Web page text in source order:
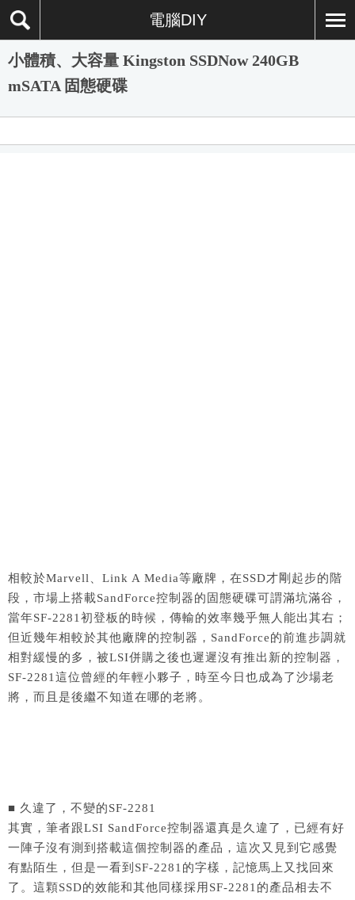
電腦DIY
小體積、大容量 Kingston SSDNow 240GB
mSATA 固態硬碟
相較於Marvell、Link A Media等廠牌，在SSD才剛起步的階
段，市場上搭載SandForce控制器的固態硬碟可謂滿坑滿谷，
當年SF-2281初登板的時候，傳輸的效率幾乎無人能出其右；
但近幾年相較於其他廠牌的控制器，SandForce的前進步調就
相對緩慢的多，被LSI併購之後也遲遲沒有推出新的控制器，
SF-2281這位曾經的年輕小夥子，時至今日也成為了沙場老
將，而且是後繼不知道在哪的老將。
■ 久違了，不變的SF-2281
其實，筆者跟LSI SandForce控制器還真是久違了，已經有好
一陣子沒有測到搭載這個控制器的產品，這次又見到它感覺
有點陌生，但是一看到SF-2281的字樣，記憶馬上又找回來
了。這顆SSD的效能和其他同樣採用SF-2281的產品相去不